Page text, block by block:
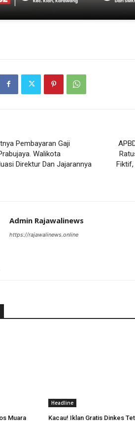
Pembayaran Gaji
Walikota
Direktur Dan Jajarannya
Fiktif,
Admin Rajawalinews
https://rajawalinews.online
Muara
Headline
Kacau! Iklan Gratis Dinkes